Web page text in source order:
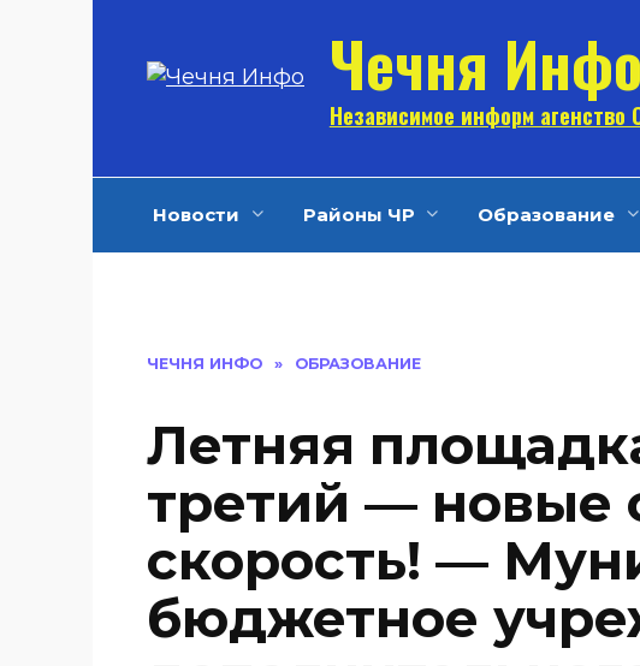
Чечня Инфо
Независимое информ
Новости Районы ЧР Образование
ЧЕЧНЯ ИНФО » ОБРАЗОВАНИЕ
Летняя
третий — новые
скорость! —
бюджетное